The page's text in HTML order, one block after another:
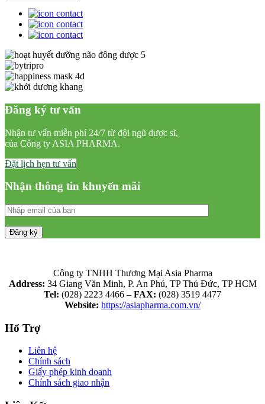
Đăng ký tư vấn
Nhận tư vấn miễn phí 24/7 từ đội ngũ dược sĩ,
của Công ty ASIA PHARMA.
Đặt lịch hẹn tư vấn
Nhận thông tin khuyến mãi
Công ty TNHH Thương Mại Asia Pharma
Address: 34 Giang Văn Minh, P. An Phú, TP Thủ Đức, TP HCM
Tel: (028) 2223 4466 – FAX: (028) 3519 4477
Website: https://asiapharma.com.vn/
Hổ Trợ
Liên hệ
Chính sách
Giấy phép kinh doanh
Chính sách giao nhận